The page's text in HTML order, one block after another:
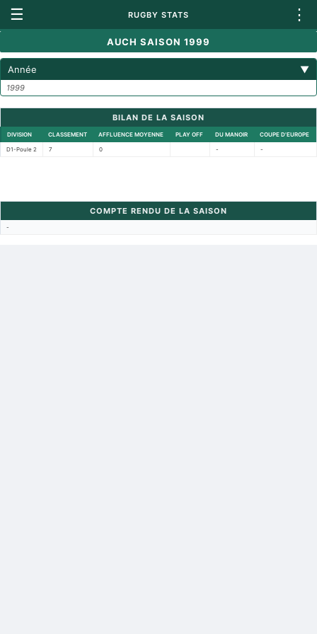
☰ RUGBY STATS ⋮
AUCH SAISON 1999
Année ▼
1999
BILAN DE LA SAISON
DIVISION CLASSEMENT AFFLUENCE MOYENNE PLAY OFF DU MANOIR COUPE D'EUROPE
D1-Poule 2 7 0 - -
COMPTE RENDU DE LA SAISON
-